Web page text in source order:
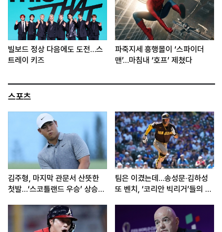
빌보드 정상 다음에도 도전…스
트레이 키즈
파죽지세 흥행몰이 ‘스파이더
맨’…마침내 ‘호프’ 제쳤다
스포츠
김주형, 마지막 관문서 산뜻한
첫발…‘스코틀랜드 우승’ 상승세
팀은 이겼는데…송성문·김하성
또 벤치, ‘코리안 빅리거’들의 고